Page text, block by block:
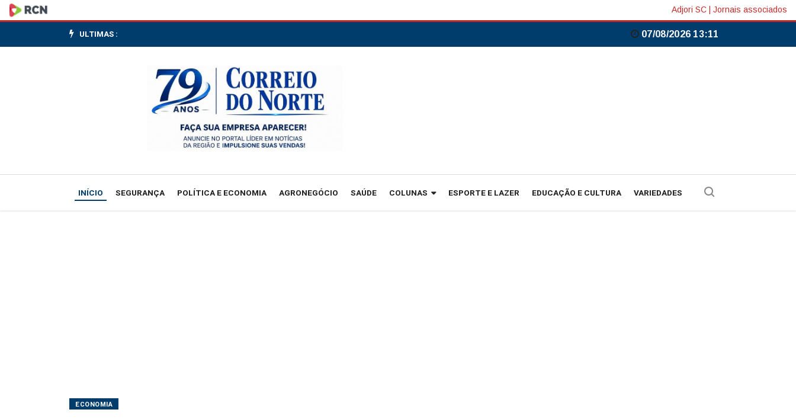
Relatório
sobre
6x1
Adjori SC Jornais associados
ULTIMAS : 07/08/2026 13:11
INÍCIO SEGURANÇA POLÍTICA E ECONOMIA AGRONEGÓCIO SAÚDE COLUNAS ESPORTE E LAZER EDUCAÇÃO E CULTURA VARIEDADES
ECONOMIA